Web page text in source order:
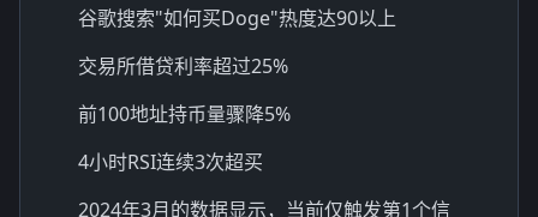
谷歌搜索"如何买Doge"热度达90以上
交易所借贷利率超过25%
前100地址持币量骤降5%
4小时RSI连续3次超买
2024年3月的数据显示，当前仅触发第1个信